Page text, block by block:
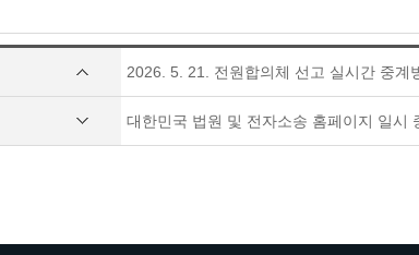
2026. 5. 21. 전원합의체 선고 실시간 중계
대한민국 법원 및 전자소송 홈페이지 일시